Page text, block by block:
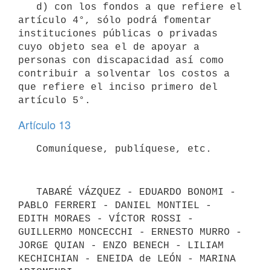
artículo 4°, sólo podrá fomentar
instituciones públicas o privadas
cuyo objeto sea el de apoyar a
personas con discapacidad así como
contribuir a solventar los costos a
que refiere el inciso primero del
Artículo 13
PABLO FERRERI - DANIEL MONTIEL -
EDITH MORAES - VÍCTOR ROSSI -
GUILLERMO MONCECCHI - ERNESTO MURRO -
JORGE QUIAN - ENZO BENECH - LILIAM
KECHICHIAN - ENEIDA de LEÓN - MARINA